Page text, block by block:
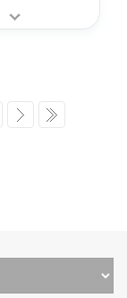
다
마